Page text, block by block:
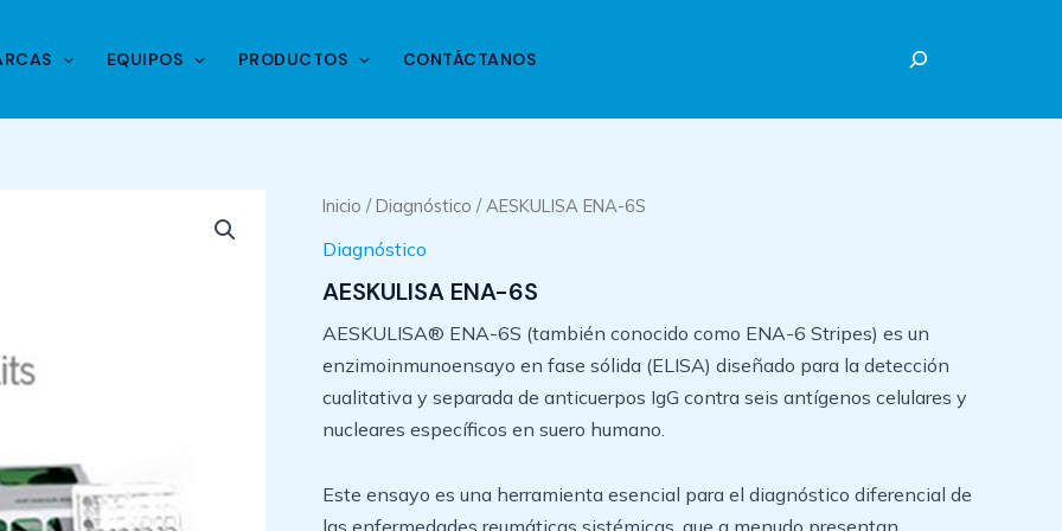
EQUIPOS PRODUCTOS CONTÁCTANOS
Inicio /Diagnóstico / AESKULISA ENA-6S
Diagnóstico
AESKULISA ENA-6S
AESKULISA® ENA-6S (también conocido como ENA-6 Stripes) es un
enzimoinmunoensayo en fase sólida (ELISA) diseñado para la detección
cualitativa y separada de anticuerpos IgG contra seis antígenos celulares y
nucleares específicos en suero humano.
Este ensayo es una herramienta esencial para el diagnóstico diferencial de
las enfermedades reumáticas sistémicas, que a menudo presentan